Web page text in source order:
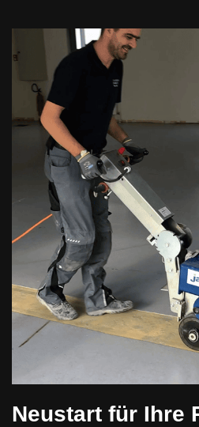
Neustart für Ihre